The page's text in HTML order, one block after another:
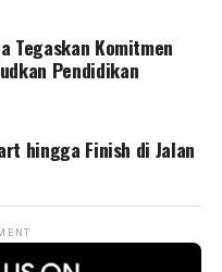
Tegaskan Komitmen
Pendidikan
hingga Finish di Jalan